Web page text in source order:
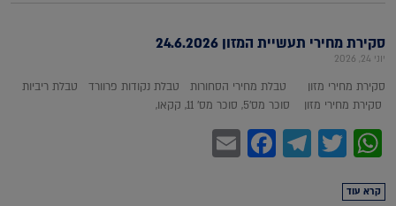
סקירת מחירי תעשיית המזון 24.6.2026
יוני 24, 2026
סקירת מחירי מזון טבלת מחירי הסחורות טבלת נקודות פרוורד טבלת ריביות
סקירת מחירי מזון סוכר מס'5, סוכר מס' 11, קקאו,
WhatsApp
Twitter
Telegram
Facebook
קרא עוד